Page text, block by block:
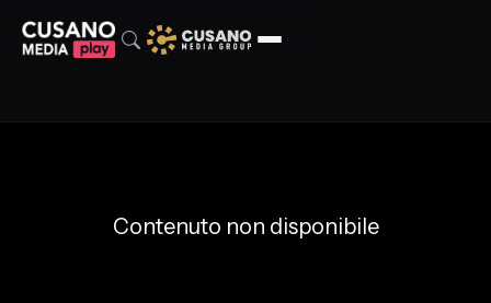
Contenuto non disponibile